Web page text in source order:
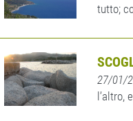
tutto;
27/01/
l’altro,